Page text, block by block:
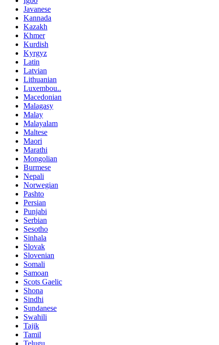
Javanese
Kannada
Kazakh
Khmer
Kurdish
Kyrgyz
Latin
Latvian
Lithuanian
Luxembou..
Macedonian
Malagasy
Malay
Malayalam
Maltese
Maori
Marathi
Mongolian
Burmese
Nepali
Norwegian
Pashto
Persian
Punjabi
Serbian
Sesotho
Sinhala
Slovak
Slovenian
Somali
Samoan
Scots Gaelic
Shona
Sindhi
Sundanese
Swahili
Tajik
Tamil